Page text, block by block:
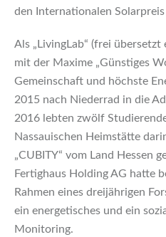
den Internationalen
Als „LivingLab“ (frei übersetzt
mit der Maxime „Günstiges
Gemeinschaft und höchste
2015 nach Niederrad in die
2016 lebten zwölf
Nassauischen Heimstätte
„CUBITY“ vom Land Hessen
Fertighaus Holding AG hatte
Rahmen eines dreijährigen
ein energetisches und ein
Monitoring.